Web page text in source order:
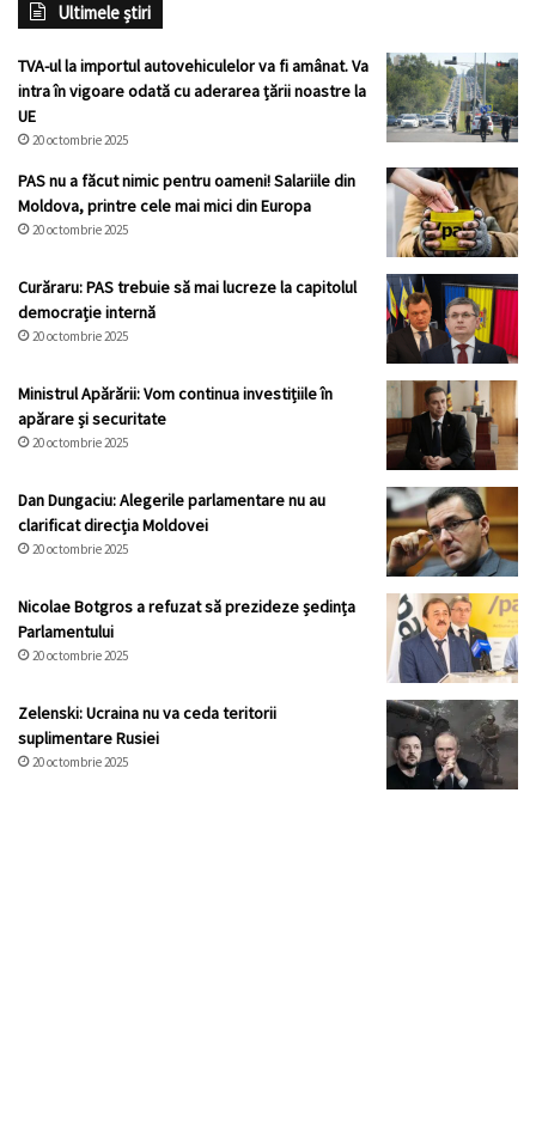
Ultimele știri
TVA-ul la importul autovehiculelor va fi amânat. Va
intra în vigoare odată cu aderarea țării noastre la
UE
20 octombrie 2025
PAS nu a făcut nimic pentru oameni! Salariile din
Moldova, printre cele mai mici din Europa
20 octombrie 2025
Curăraru: PAS trebuie să mai lucreze la capitolul
democrație internă
20 octombrie 2025
Ministrul Apărării: Vom continua investițiile în
apărare și securitate
20 octombrie 2025
Dan Dungaciu: Alegerile parlamentare nu au
clarificat direcția Moldovei
20 octombrie 2025
Nicolae Botgros a refuzat să prezideze ședința
Parlamentului
20 octombrie 2025
Zelenski: Ucraina nu va ceda teritorii
suplimentare Rusiei
20 octombrie 2025